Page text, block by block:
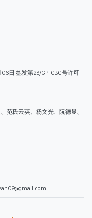
日 签发第26/GP-CBC号许可
范氏云英、杨文光、阮德显、